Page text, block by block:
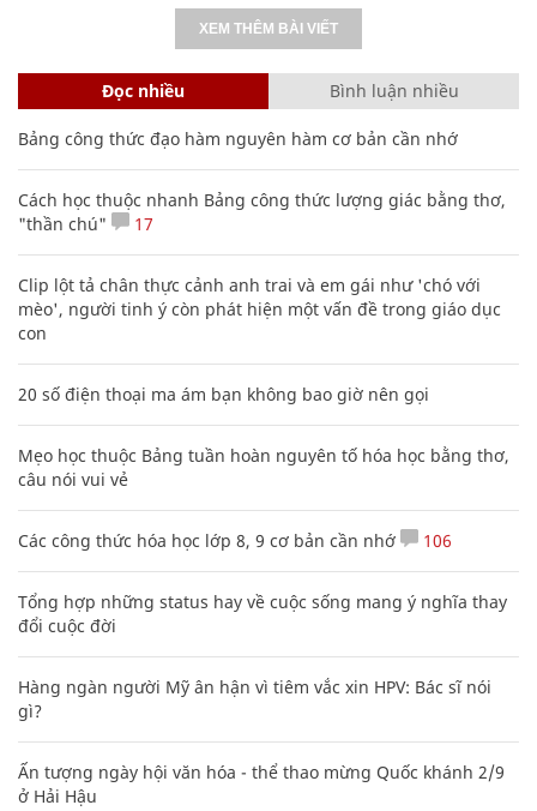
XEM THÊM BÀI VIẾT
Đọc nhiều Bình luận nhiều
Bảng công thức đạo hàm nguyên hàm cơ bản cần nhớ
Cách học thuộc nhanh Bảng công thức lượng giác bằng thơ,
"thần chú"
17
Clip lột tả chân thực cảnh anh trai và em gái như 'chó với
mèo', người tinh ý còn phát hiện một vấn đề trong giáo dục
con
20 số điện thoại ma ám bạn không bao giờ nên gọi
Mẹo học thuộc Bảng tuần hoàn nguyên tố hóa học bằng thơ,
câu nói vui vẻ
Các công thức hóa học lớp 8, 9 cơ bản cần nhớ 106
Tổng hợp những status hay về cuộc sống mang ý nghĩa thay
đổi cuộc đời
Hàng ngàn người Mỹ ân hận vì tiêm vắc xin HPV: Bác sĩ nói
gì?
Ấn tượng ngày hội văn hóa - thể thao mừng Quốc khánh 2/9
ở Hải Hậu